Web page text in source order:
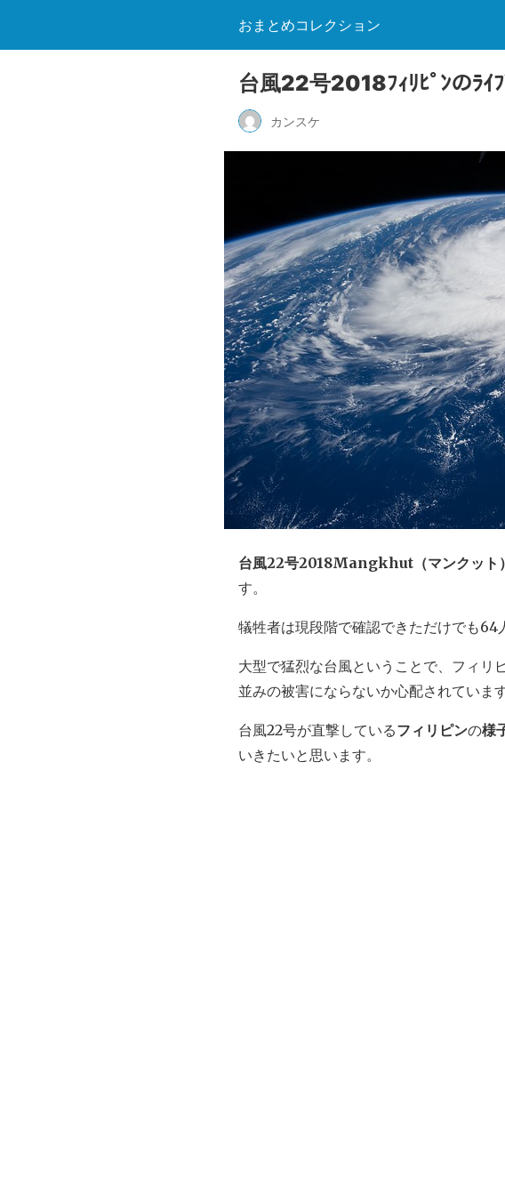
おまとめコレクション
台風22号2018ﾌｨﾘﾋﾟﾝのﾗｲ
カンスケ
台風22号2018Mangkhut（マンクット）
す。
犠牲者は現段階で確認できただけでも64
大型で猛烈な台風ということで、フィリ
並みの被害にならないか心配されています
台風22号が直撃しているフィリピンの様
いきたいと思います。